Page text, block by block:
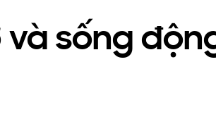
và sống